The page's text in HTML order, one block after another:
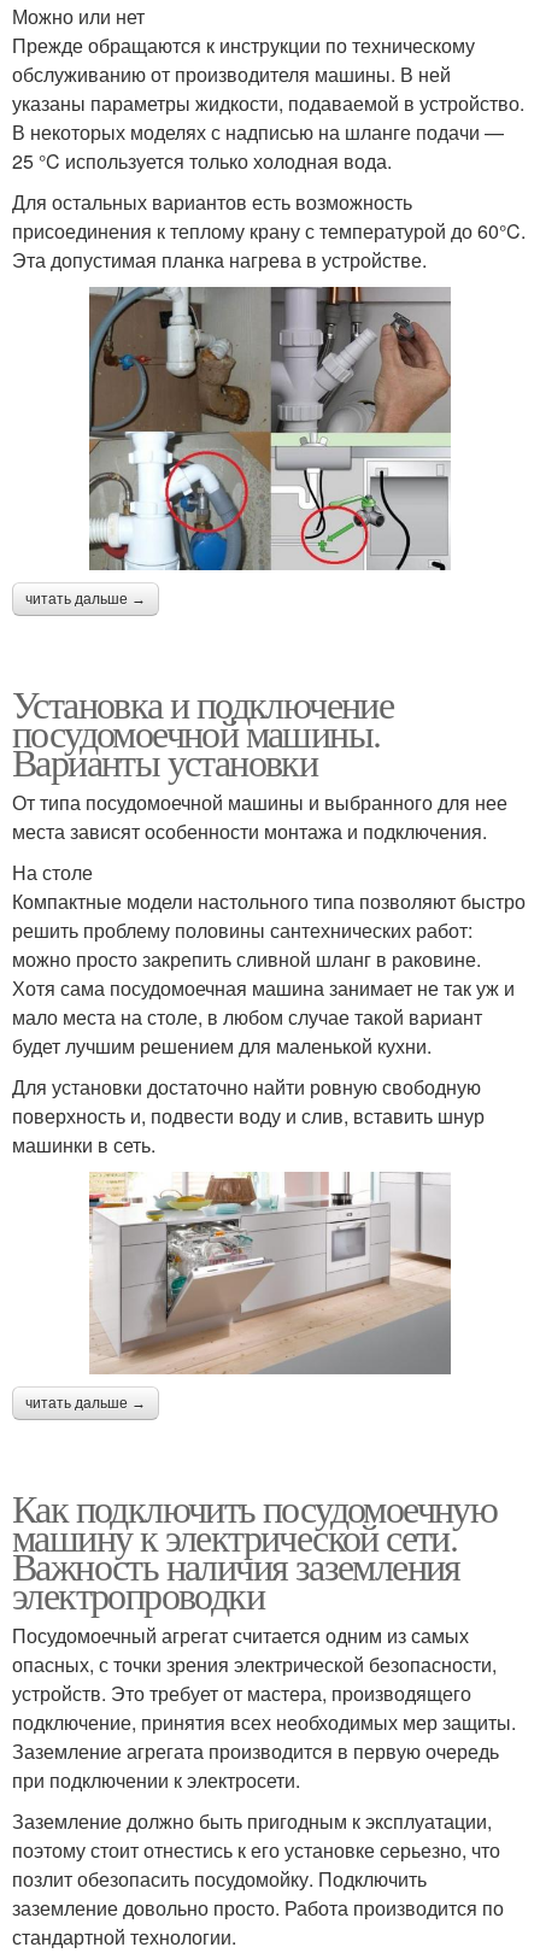
Можно или нет
Прежде обращаются к инструкции по техническому
обслуживанию от производителя машины. В ней
указаны параметры жидкости, подаваемой в устройство.
В некоторых моделях с надписью на шланге подачи —
25 °C используется только холодная вода.
Для остальных вариантов есть возможность
присоединения к теплому крану с температурой до 60°C.
Эта допустимая планка нагрева в устройстве.
читать дальше →
Установка и подключение
посудомоечной машины.
Варианты установки
От типа посудомоечной машины и выбранного для нее
места зависят особенности монтажа и подключения.
На столе
Компактные модели настольного типа позволяют быстро
решить проблему половины сантехнических работ:
можно просто закрепить сливной шланг в раковине.
Хотя сама посудомоечная машина занимает не так уж и
мало места на столе, в любом случае такой вариант
будет лучшим решением для маленькой кухни.
Для установки достаточно найти ровную свободную
поверхность и, подвести воду и слив, вставить шнур
машинки в сеть.
читать дальше →
Как подключить посудомоечную
машину к электрической сети.
Важность наличия заземления
электропроводки
Посудомоечный агрегат считается одним из самых
опасных, с точки зрения электрической безопасности,
устройств. Это требует от мастера, производящего
подключение, принятия всех необходимых мер защиты.
Заземление агрегата производится в первую очередь
при подключении к электросети.
Заземление должно быть пригодным к эксплуатации,
поэтому стоит отнестись к его установке серьезно, что
позлит обезопасить посудомойку. Подключить
заземление довольно просто. Работа производится по
стандартной технологии.